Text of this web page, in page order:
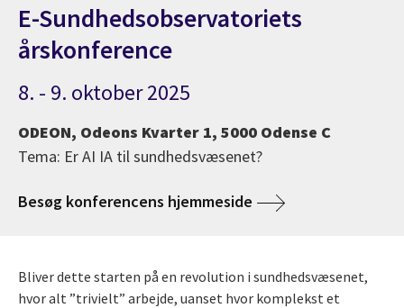
E-Sundhedsobservatoriets
årskonference
8. - 9. oktober 2025
ODEON, Odeons Kvarter 1, 5000 Odense C
Tema: Er AI IA til sundhedsvæsenet?
Besøg konferencens hjemmeside
Bliver dette starten på en revolution i sundhedsvæsenet,
hvor alt ”trivielt” arbejde, uanset hvor komplekst et